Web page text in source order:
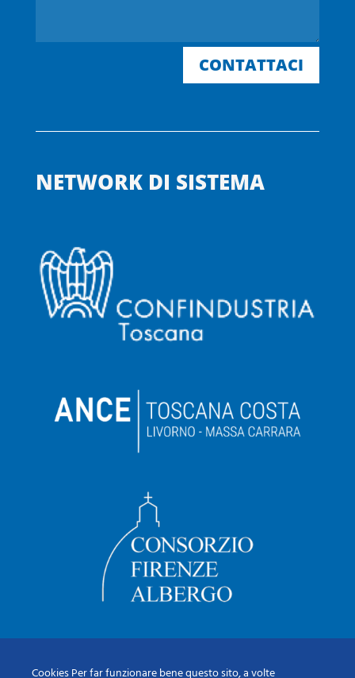
CONTATTACI
NETWORK DI SISTEMA
Cookies Per far funzionare bene questo sito, a volte